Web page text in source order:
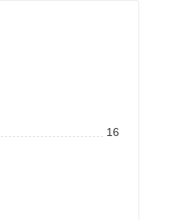
16